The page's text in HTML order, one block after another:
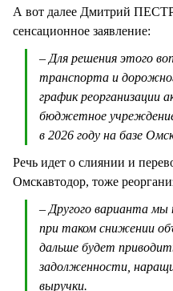
А вот далее Дмитрий
сенсационное заявление:
– Для решения этого
транспорта и
график реорганизации
бюджетное
в 2026 году на базе
Речь идет о слиянии и
Омскавтодор, тоже
– Другого варианта
при таком снижении
дальше будет
задолженности,
выручки.